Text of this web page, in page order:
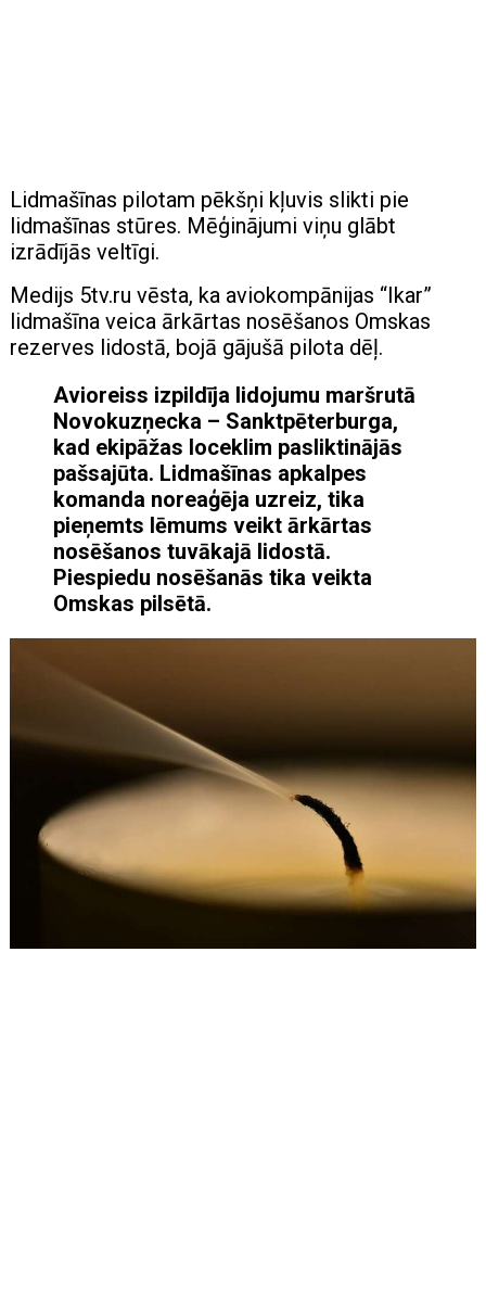
Lidmašīnas pilotam pēkšņi kļuvis slikti pie
lidmašīnas stūres. Mēģinājumi viņu glābt
izrādījās veltīgi.
Medijs 5tv.ru vēsta, ka aviokompānijas “Ikar”
lidmašīna veica ārkārtas nosēšanos Omskas
rezerves lidostā, bojā gājušā pilota dēļ.
Avioreiss izpildīja lidojumu maršrutā
Novokuzņecka – Sanktpēterburga,
kad ekipāžas loceklim pasliktinājās
pašsajūta. Lidmašīnas apkalpes
komanda noreaģēja uzreiz, tika
pieņemts lēmums veikt ārkārtas
nosēšanos tuvākajā lidostā.
Piespiedu nosēšanās tika veikta
Omskas pilsētā.